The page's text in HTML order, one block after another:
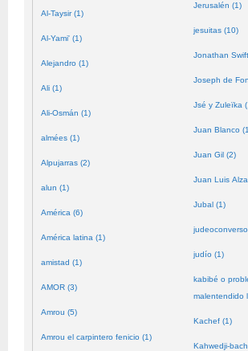
Al-Taysir (1)
Al-Yami' (1)
Alejandro (1)
Ali (1)
Ali-Osmán (1)
almées (1)
Alpujarras (2)
alun (1)
América (6)
América latina (1)
amistad (1)
AMOR (3)
Amrou (5)
Amrou el carpintero fenicio (1)
Jerusalén (1)
jesuitas (10)
Jonathan
Joseph de
Jsé y Zuleïka
Juan Blanco
Juan Gil (2)
Juan Luis
Jubal (1)
judío (1)
kabibé o
malentendido
Kachef (1)
Kahwedji-